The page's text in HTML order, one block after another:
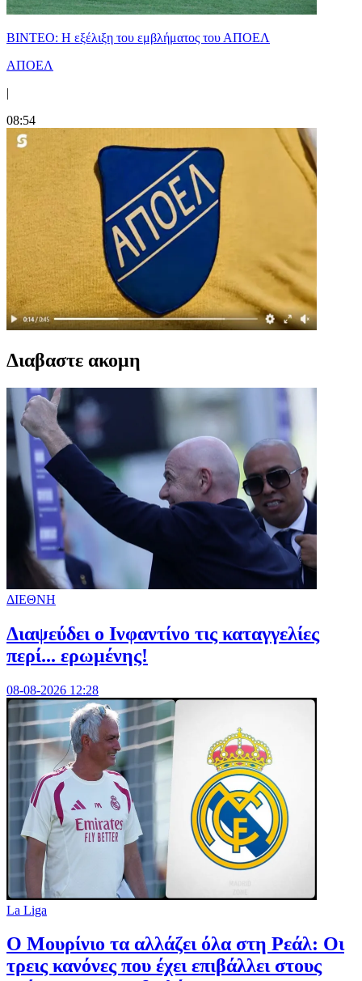
ΒΙΝΤΕΟ: Η εξέλιξη του εμβλήματος του ΑΠΟΕΛ
ΑΠΟΕΛ
|
08:54
Διαβαστε ακομη
ΔΙΕΘΝΗ
Διαψεύδει ο Ινφαντίνο τις καταγγελίες
περί... ερωμένης!
08-08-2026 12:28
La Liga
Ο Μουρίνιο τα αλλάζει όλα στη Ρεάλ: Οι
τρεις κανόνες που έχει επιβάλλει στους